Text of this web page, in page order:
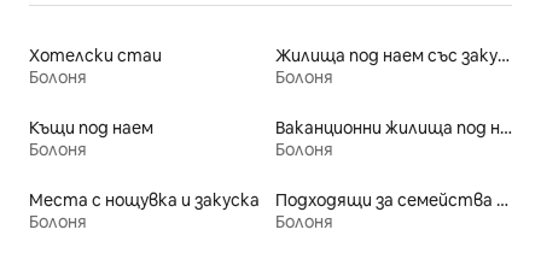
Хотелски стаи
Болоня
Жилища под наем със закуска
Болоня
Къщи под наем
Болоня
Ваканционни жилища под наем
Болоня
Места с нощувка и закуска
Болоня
Подходящи за семейства места под наем
Болоня